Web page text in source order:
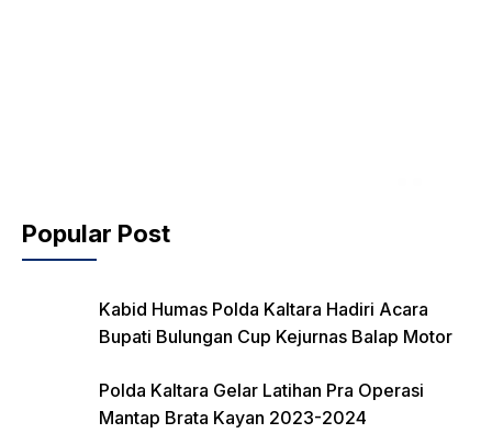
Popular Post
Kabid Humas Polda Kaltara Hadiri Acara
Bupati Bulungan Cup Kejurnas Balap Motor
Polda Kaltara Gelar Latihan Pra Operasi
Mantap Brata Kayan 2023-2024